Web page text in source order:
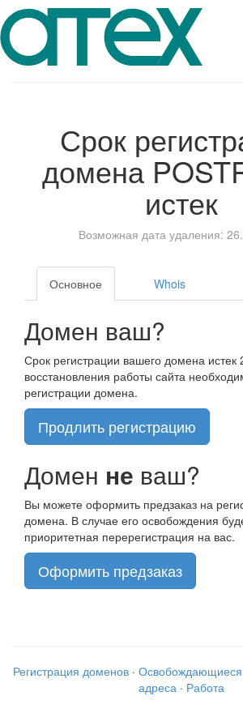
Срок
домена
истек
Возможная дата удаления:
Основное Whois
Домен ваш?
Срок регистрации вашего домена
восстановления работы сайта
регистрации домена.
Продлить регистрацию
Домен не ваш?
Вы можете оформить предзаказ на
домена. В случае его освобождения
приоритетная перерегистрация на вас.
Оформить предзаказ
Регистрация доменов ·
адреса · Работа